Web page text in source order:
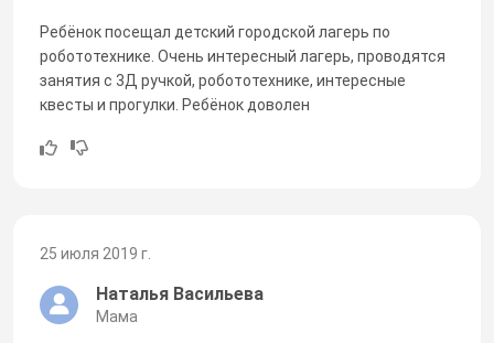
Ребёнок посещал детский городской лагерь по
робототехнике. Очень интересный лагерь, проводятся
занятия с 3Д ручкой, робототехнике, интересные
квесты и прогулки. Ребёнок доволен
25 июля 2019 г.
Наталья Васильева
Мама